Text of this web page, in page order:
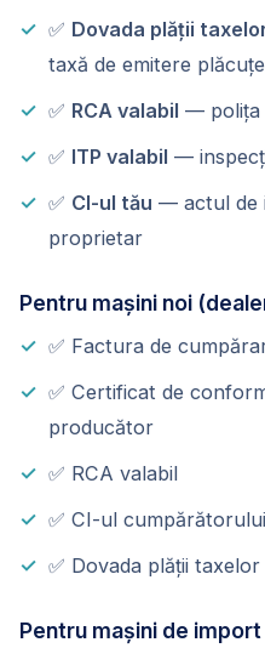
✅ Dovada plății
taxă de emitere plăcuțe
✅ RCA valabil — polița
✅ ITP valabil —
✅ CI-ul tău — actul de
proprietar
Pentru mașini noi
✅ Factura de
✅ Certificat de
producător
✅ RCA valabil
✅ CI-ul cumpărătorului
✅ Dovada plății taxelor
Pentru mașini de import